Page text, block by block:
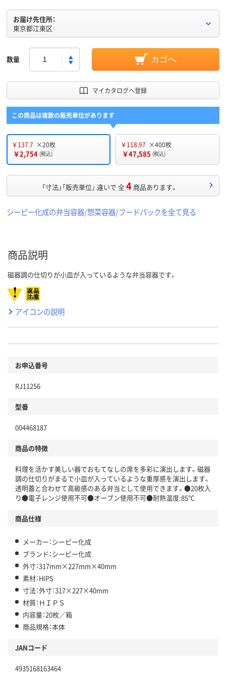
お届け先住所：
東京都江東区
数量 カゴへ
マイカタログへ登録
この商品は複数の販売単位があります
￥137.7 ×20枚
￥2,754 (税込)
￥118.97 ×400枚
￥47,585 (税込)
「寸法」「販売単位」 違いで 全4 商品あります。
シーピー化成の弁当容器/惣菜容器/フードパックを全て見る
商品説明
磁器調の仕切りが小皿が入っているような弁当容器です。
アイコンの説明
お申込番号
RJ11256
型番
004468187
商品の特徴
料理を活かす美しい器でおもてなしの席を多彩に演出します。磁器
調の仕切りがまるで小皿が入っているような重厚感を演出します。
透明蓋と合わせて高級感のある弁当として使用できます。●20枚入
り●電子レンジ使用不可●オーブン使用不可●耐熱温度:85℃
商品仕様
メーカー：シーピー化成
ブランド：シーピー化成
外寸：317mm×227mm×40mm
素材：HIPS
寸法：外寸：317×227×40mm
材質：ＨＩＰＳ
内容量：20枚／箱
商品規格：本体
JANコード
4935168163464